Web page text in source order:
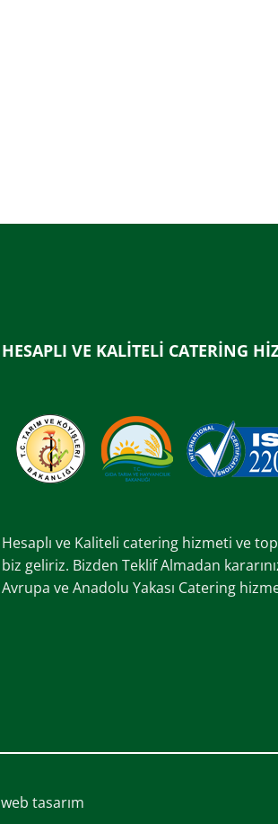
HESAPLI VE KALİTELİ CATERİNG
Hesaplı ve Kaliteli catering hizmeti ve
biz geliriz. Bizden Teklif Almadan
Avrupa ve Anadolu Yakası Catering
web tasarım